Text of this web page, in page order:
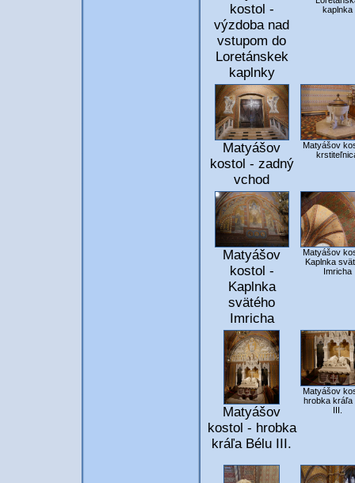
kostol -
výzdoba nad
vstupom do
Loretánskek
kaplnky
kaplnka
Matyášov
kostol - zadný
vchod
Matyášov
Matyášov
kostol -
Kaplnka
svätého
Imricha
Matyášov
Kaplnka
Imricha
Matyášov
kostol - hrobka
kráľa Bélu III.
Matyášov
hrobka kráľa
III.